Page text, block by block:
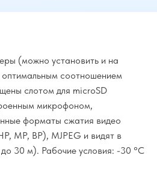
(можно установить и на
соотношением
слотом для microSD
микрофоном,
форматы сжатия видео
MP, BP), MJPEG и видят в
30 м). Рабочие условия: -30 °C